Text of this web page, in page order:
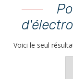
Voici le seul